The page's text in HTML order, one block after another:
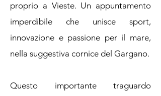
proprio a Vieste. Un appuntamento
imperdibile che unisce sport,
innovazione e passione per il mare,
nella suggestiva cornice del Gargano.
Questo importante traguardo